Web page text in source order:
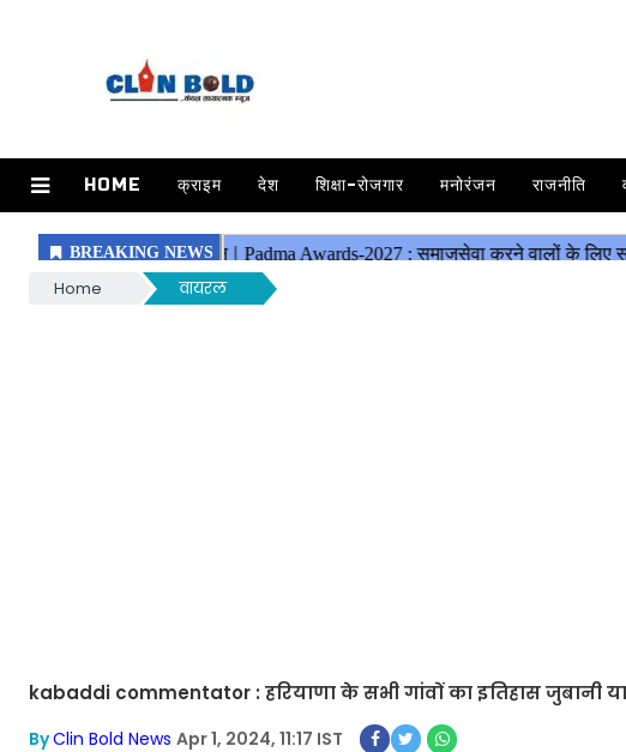
HOME क्राइम देश शिक्षा-रोजगार मनोरंजन राजनीति
Home वायरल
kabaddi commentator : हरियाणा के सभी गांवों का इतिहास जुबानी
ByClin Bold News Apr 1, 2024, 11:17 IST